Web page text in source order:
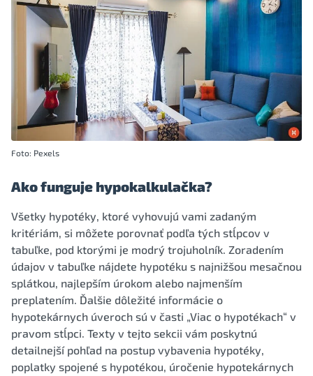
Foto: Pexels
Ako funguje hypokalkulačka?
Všetky hypotéky, ktoré vyhovujú vami zadaným
kritériám, si môžete porovnať podľa tých stĺpcov v
tabuľke, pod ktorými je modrý trojuholník. Zoradením
údajov v tabuľke nájdete hypotéku s najnižšou mesačnou
splátkou, najlepším úrokom alebo najmenším
preplatením. Ďalšie dôležité informácie o
hypotekárnych úveroch sú v časti „Viac o hypotékach“ v
pravom stĺpci. Texty v tejto sekcii vám poskytnú
detailnejší pohľad na postup vybavenia hypotéky,
poplatky spojené s hypotékou, úročenie hypotekárnych